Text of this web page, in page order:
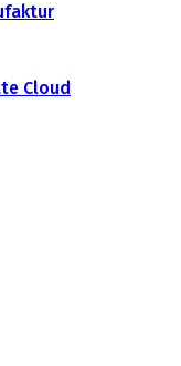
Cloud